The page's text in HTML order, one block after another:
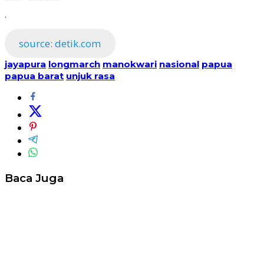
.
source: detik.com
jayapura longmarch manokwari nasional papua
papua barat unjuk rasa
Baca Juga